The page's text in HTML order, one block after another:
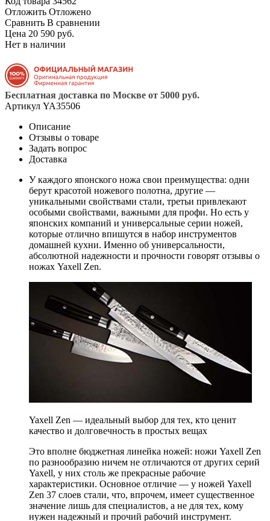
Отложить Отложено
Сравнить В сравнении
Цена 20 590 руб.
Нет в наличии
Бесплатная доставка по Москве от 5000 руб.
Артикул YA35506
Описание
Отзывы о товаре
Задать вопрос
Доставка
У каждого японского ножа свои преимущества: одни
берут красотой ножевого полотна, другие —
уникальными свойствами стали, третьи привлекают
особыми свойствами, важными для профи. Но есть у
японских компаний и универсальные серии ножей,
которые отлично впишутся в набор инструментов
домашней кухни. Именно об универсальности,
абсолютной надежности и прочности говорят отзывы о
ножах Yaxell Zen.
Yaxell Zen — идеальный выбор для тех, кто ценит
качество и долговечность в простых вещах
Это вполне бюджетная линейка ножей: ножи Yaxell Zen
по разнообразию ничем не отличаются от других серий
Yaxell, у них столь же прекрасные рабочие
характеристики. Основное отличие — у ножей Yaxell
Zen 37 слоев стали, что, впрочем, имеет существенное
значение лишь для специалистов, а не для тех, кому
нужен надежный и прочий рабочий инструмент.